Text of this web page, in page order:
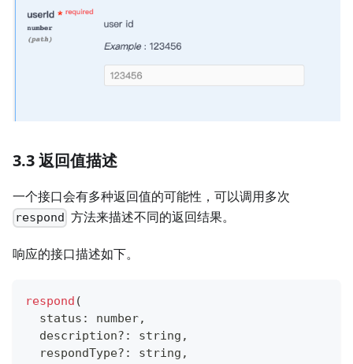
3.3 返回值描述
一个接口会有多种返回值的可能性，可以调用多次
respond 方法来描述不同的返回结果。
响应的接口描述如下。
respond (
  status
: number,
  description
? : string ,
  respondType
? : string ,